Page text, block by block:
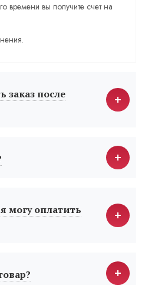
вы получите счет на
заказ после
могу оплатить